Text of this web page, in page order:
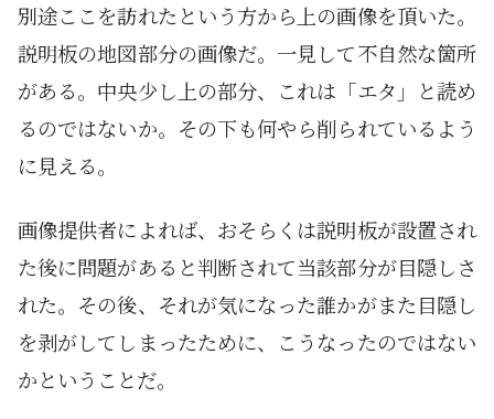
別途ここを訪れたという方から上の画像を頂いた。
説明板の地図部分の画像だ。一見して不自然な箇所
がある。中央少し上の部分、これは「エタ」と読め
るのではないか。その下も何やら削られているよう
に見える。
画像提供者によれば、おそらくは説明板が設置され
た後に問題があると判断されて当該部分が目隠しさ
れた。その後、それが気になった誰かがまた目隠し
を剥がしてしまったために、こうなったのではない
かということだ。